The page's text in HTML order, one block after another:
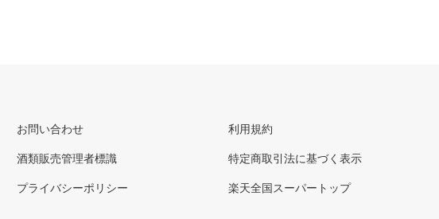
お問い合わせ
酒類販売管理者標識
プライバシーポリシー
利用規約
特定商取引法に基づく表示
楽天全国スーパートップ